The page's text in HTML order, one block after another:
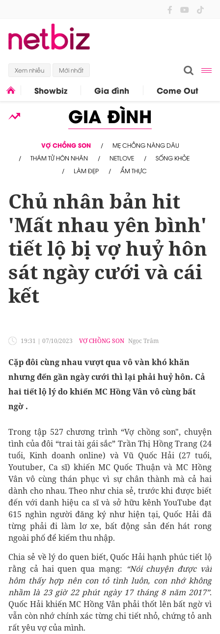
Xem nhiều Mới nhất
Showbiz Gia đình Come Out
GIA ĐÌNH
VỢ CHỒNG SON
MẸ CHỒNG NÀNG DÂU
THÁM TỬ HÔN NHÂN
NETLOVE
SỐNG KHỎE
LÀM ĐẸP
ẨM THỰC
Chủ nhân bản hit
'Mất nhau yên bình'
tiết lộ bị vợ huỷ hôn
sát ngày cưới và cái
kết
19:31 | 07/10/2023 VỢ CHỒNG SON Ngọc Trâm
Cặp đôi cùng nhau vượt qua vô vàn khó khăn
nhưng đến gần ngày cưới thì lại phải huỷ hôn. Cả
hai tiết lộ lý do khiến MC Hồng Vân vô cùng bất
ngờ .
Trong tập 527 chương trình “Vợ chồng son", chuyện
tình của đôi “trai tài gái sắc” Trần Thị Hồng Trang (24
tuổi, Kinh doanh online) và Vũ Quốc Hải (27 tuổi,
Youtuber, Ca sĩ) khiến MC Quốc Thuận và MC Hồng
Vân vô cùng thán phục vì sự chân thành mà cả hai
dành cho nhau. Theo như chia sẻ, trước khi được biết
đến với danh hiệu ca sĩ và sở hữu kênh YouTube đạt
615 nghìn người đăng ký như hiện tại, Quốc Hải đã
từng phải đi làm lơ xe, bất động sản đến hát rong
ngoài phố để kiếm thu nhập.
Chia sẻ về lý do quen biết, Quốc Hải hạnh phúc tiết lộ
rằng cả hai quen qua mạng: “Nói chuyện được vài
hôm thấy hợp nên con tỏ tình luôn, con nhớ không
nhầm là 23 giờ 22 phút ngày 17 tháng 8 năm 2017”.
Quốc Hải khiến MC Hồng Vân phải thốt lên bất ngờ vì
vẫn còn nhớ chính xác từng chi tiết nhỏ, chứng tỏ anh
rất yêu vợ của mình.